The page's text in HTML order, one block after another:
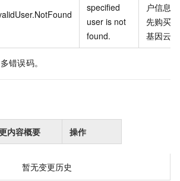
specified
user is not
found.
户信息
先购买
基因云
错误码。
内容概要 操作
暂无变更历史